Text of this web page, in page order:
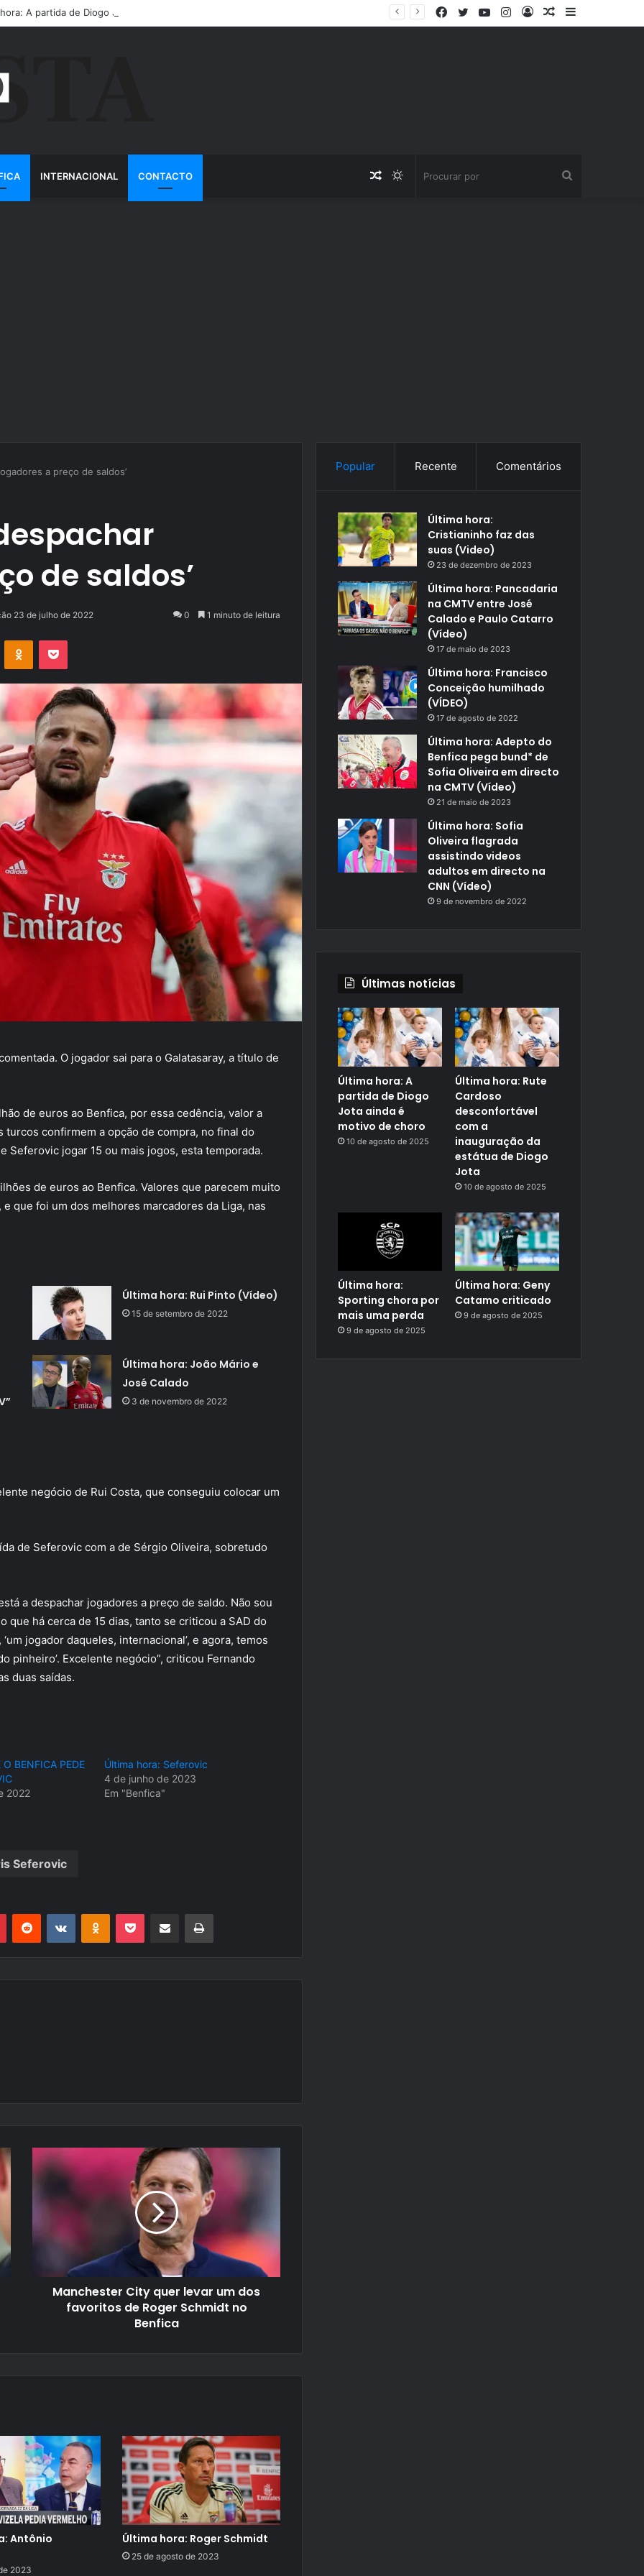
A partida de Diogo Jota ainda é motivo de choro
Barra
Artigo
Entrar
Instagram
YouTube
Twitter
Facebook
INTERNACIONAL CONTACTO Switch
Artigo
a preço de saldos’
de saldos’
23 de julho de 2022 0 1 minuto de leitura
OK Pocket
O jogador sai para o Galatasaray, a título de
de euros ao Benfica, por essa cedência, valor a
confirmem a opção de compra, no final do
Seferovic jogar 15 ou mais jogos, esta temporada.
de euros ao Benfica. Valores que parecem muito
que foi um dos melhores marcadores da Liga, nas
Última hora: Rui Pinto (Vídeo)
15 de setembro de 2022
Última hora: João Mário e
José Calado
3 de novembro de 2022
negócio de Rui Costa, que conseguiu colocar um
de Seferovic com a de Sérgio Oliveira, sobretudo
a despachar jogadores a preço de saldo. Não sou
que há cerca de 15 dias, tanto se criticou a SAD do
jogador daqueles, internacional’, e agora, temos
pinheiro’. Excelente negócio”, criticou Fernando
duas saídas.
O BENFICA PEDE
2022
Última hora: Seferovic
4 de junho de 2023
Em "Benfica"
Seferovic
PinterestReddit VK OK Pocket Compartilhar via e-mail Imprimir
Manchester City quer levar um dos
favoritos de Roger Schmidt no
Benfica
Antônio
2023
Última hora: Roger Schmidt
25 de agosto de 2023
Popular Recente Comentários
Última hora:
Cristianinho faz das
suas (Video)
23 de dezembro de 2023
Última hora: Pancadaria
na CMTV entre José
Calado e Paulo Catarro
(Vídeo)
17 de maio de 2023
Última hora: Francisco
Conceição humilhado
(VÍDEO)
17 de agosto de 2022
Última hora: Adepto do
Benfica pega bund* de
Sofia Oliveira em directo
na CMTV (Vídeo)
21 de maio de 2023
Última hora: Sofia
Oliveira flagrada
assistindo videos
adultos em directo na
CNN (Vídeo)
9 de novembro de 2022
Últimas notícias
Última hora: A
partida de Diogo
Jota ainda é
motivo de choro
10 de agosto de 2025
Última hora: Rute
Cardoso
desconfortável
com a
inauguração da
estátua de Diogo
Jota
10 de agosto de 2025
Última hora:
Sporting chora por
mais uma perda
9 de agosto de 2025
Última hora: Geny
Catamo criticado
9 de agosto de 2025